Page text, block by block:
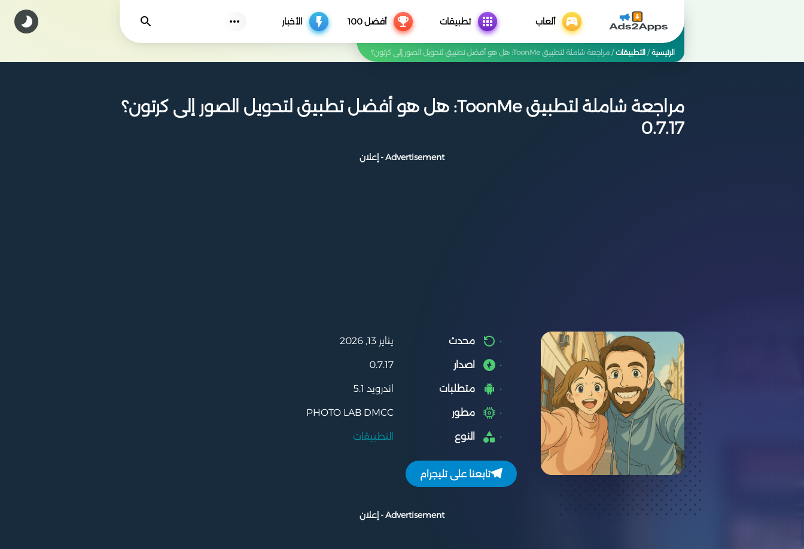
ألعاب تطبيقات أفضل 100 الأخبار يجد
الرئيسية/ التطبيقات/ مراجعة شاملة لتطبيق ToonMe: هل هو أفضل تطبيق لتحويل الصور إلى كرتون؟
مراجعة شاملة لتطبيق ToonMe: هل هو أفضل تطبيق لتحويل الصور إلى كرتون؟
0.7.17
Advertisement - إعلان
محدث يناير 13, 2026
اصدار 0.7.17
متطلبات اندرويد 5.1
مطور PHOTO LAB DMCC
النوع التطبيقات
تابعنا على تليجرام
Advertisement - إعلان